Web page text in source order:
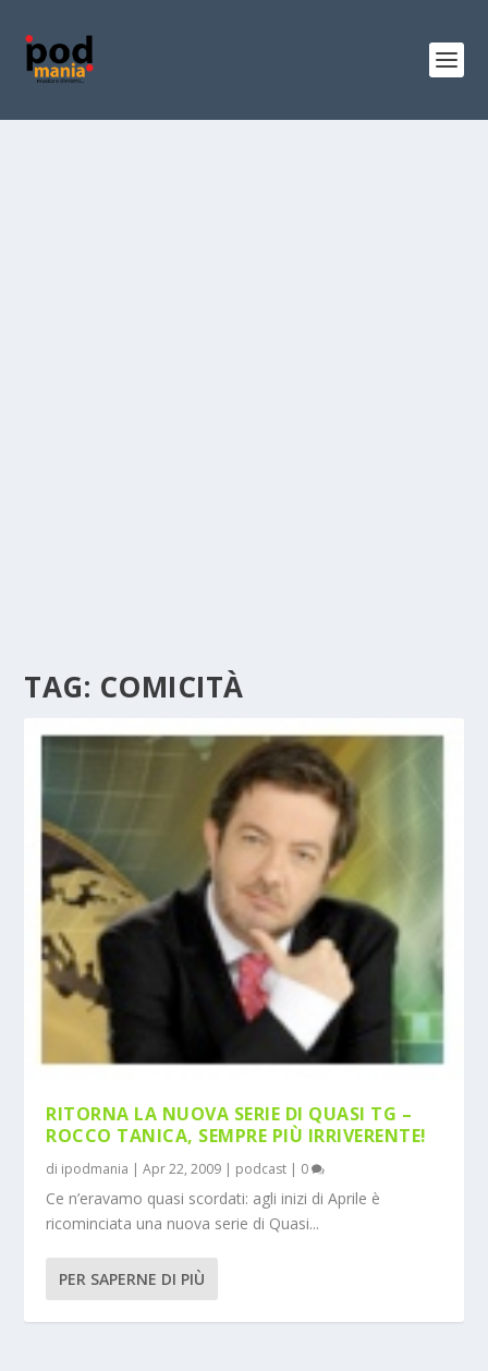
TAG: COMICITÀ
RITORNA LA NUOVA SERIE DI QUASI TG –
ROCCO TANICA, SEMPRE PIÙ IRRIVERENTE!
di ipodmania |Apr 22, 2009 | podcast | 0
Ce n’eravamo quasi scordati: agli inizi di Aprile è
ricominciata una nuova serie di Quasi...
PER SAPERNE DI PIÙ